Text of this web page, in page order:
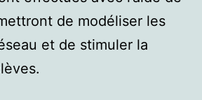
de modéliser les
et de stimuler la